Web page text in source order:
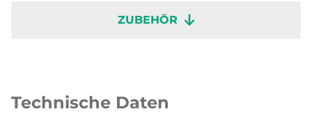
ZUBEHÖR
Technische Daten